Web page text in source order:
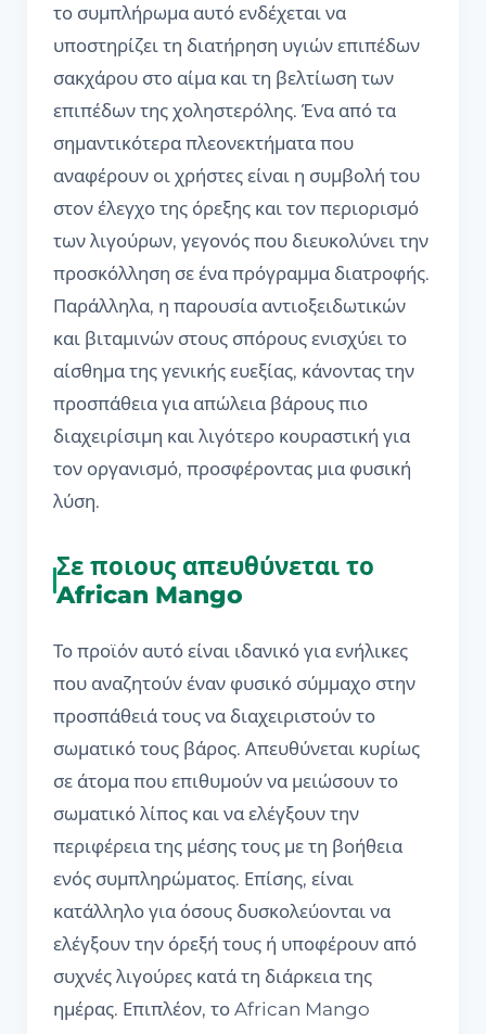
το συμπλήρωμα αυτό ενδέχεται να
υποστηρίζει τη διατήρηση υγιών επιπέδων
σακχάρου στο αίμα και τη βελτίωση των
επιπέδων της χοληστερόλης. Ένα από τα
σημαντικότερα πλεονεκτήματα που
αναφέρουν οι χρήστες είναι η συμβολή του
στον έλεγχο της όρεξης και τον περιορισμό
των λιγούρων, γεγονός που διευκολύνει την
προσκόλληση σε ένα πρόγραμμα διατροφής.
Παράλληλα, η παρουσία αντιοξειδωτικών
και βιταμινών στους σπόρους ενισχύει το
αίσθημα της γενικής ευεξίας, κάνοντας την
προσπάθεια για απώλεια βάρους πιο
διαχειρίσιμη και λιγότερο κουραστική για
τον οργανισμό, προσφέροντας μια φυσική
λύση.
Σε ποιους απευθύνεται το
African Mango
Το προϊόν αυτό είναι ιδανικό για ενήλικες
που αναζητούν έναν φυσικό σύμμαχο στην
προσπάθειά τους να διαχειριστούν το
σωματικό τους βάρος. Απευθύνεται κυρίως
σε άτομα που επιθυμούν να μειώσουν το
σωματικό λίπος και να ελέγξουν την
περιφέρεια της μέσης τους με τη βοήθεια
ενός συμπληρώματος. Επίσης, είναι
κατάλληλο για όσους δυσκολεύονται να
ελέγξουν την όρεξή τους ή υποφέρουν από
συχνές λιγούρες κατά τη διάρκεια της
ημέρας. Επιπλέον, το African Mango